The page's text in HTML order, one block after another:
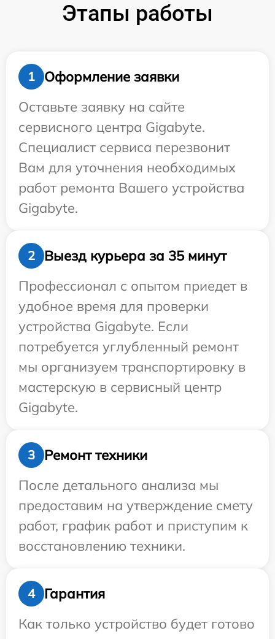
Этапы работы
1
Оформление заявки
Оставьте заявку на сайте
сервисного центра Gigabyte.
Специалист сервиса перезвонит
Вам для уточнения необходимых
работ ремонта Вашего устройства
Gigabyte.
2
Выезд курьера за 35 минут
Профессионал с опытом приедет в
удобное время для проверки
устройства Gigabyte. Если
потребуется углубленный ремонт
мы организуем транспортировку в
мастерскую в сервисный центр
Gigabyte.
3
Ремонт техники
После детального анализа мы
предоставим на утверждение смету
работ, график работ и приступим к
восстановлению техники.
4
Гарантия
Как только устройство будет готово